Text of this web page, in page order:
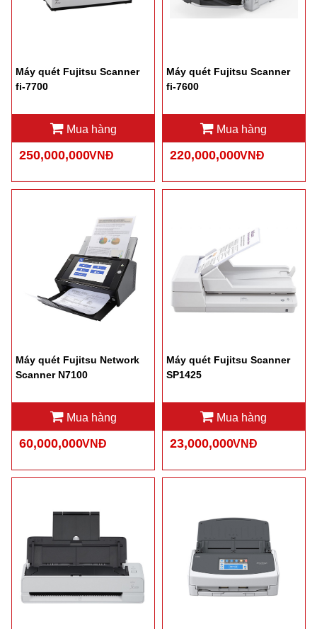
Máy quét Fujitsu Scanner
fi-7700
Mua hàng
250,000,000VNĐ
Máy quét Fujitsu Scanner
fi-7600
Mua hàng
220,000,000VNĐ
Máy quét Fujitsu Network
Scanner N7100
Mua hàng
60,000,000VNĐ
Máy quét Fujitsu Scanner
SP1425
Mua hàng
23,000,000VNĐ